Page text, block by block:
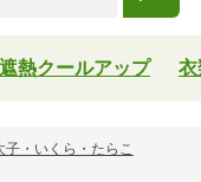
遮熱クールアップ 衣
子・いくら・たらこ